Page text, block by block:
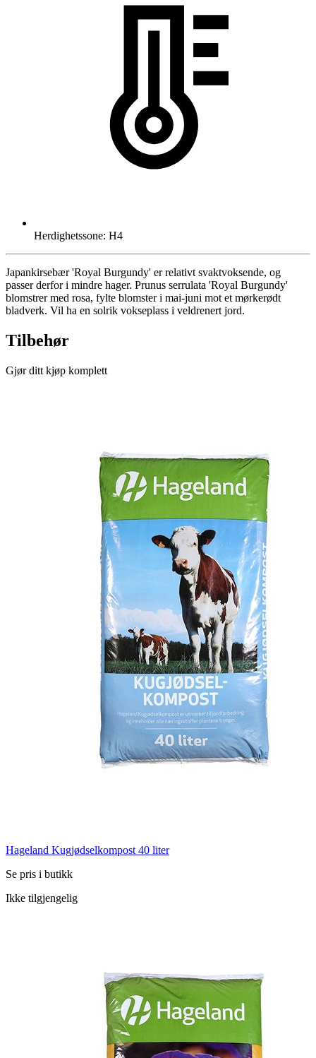
Herdighetssone: H4
Japankirsebær 'Royal Burgundy' er relativt svaktvoksende, og
passer derfor i mindre hager. Prunus serrulata 'Royal Burgundy'
blomstrer med rosa, fylte blomster i mai-juni mot et mørkerødt
bladverk. Vil ha en solrik vokseplass i veldrenert jord.
Tilbehør
Gjør ditt kjøp komplett
Hageland Kugjødselkompost 40 liter
Se pris i butikk
Ikke tilgjengelig